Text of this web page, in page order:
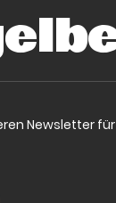
Newsletter